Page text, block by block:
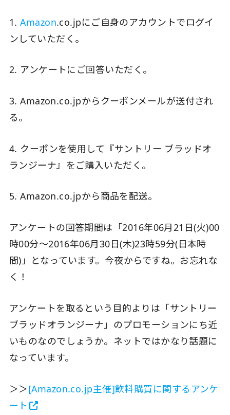
1.Amazon.co.jpにご自身のアカウントでログイ
ンしていただく。
2. アンケートにご回答いただく。
3. Amazon.co.jpからクーポンメールが送付され
る。
4. クーポンを使用して『サントリー ブラッドオ
ランジーナ』をご購入いただく。
5. Amazon.co.jpから商品を配送。
アンケートの回答期間は「2016年06月21日(火)00
時00分～2016年06月30日(木)23時59分(日本時
間)」となっています。今夜からですね。お忘れな
く！
アンケートを取るという目的よりは「サントリー
ブラッドオランジーナ」のプロモーションにち近
いものなのでしょうか。ネットではかなり話題に
なっています。
＞＞[Amazon.co.jp主催]飲料購買に関するアンケ
ート